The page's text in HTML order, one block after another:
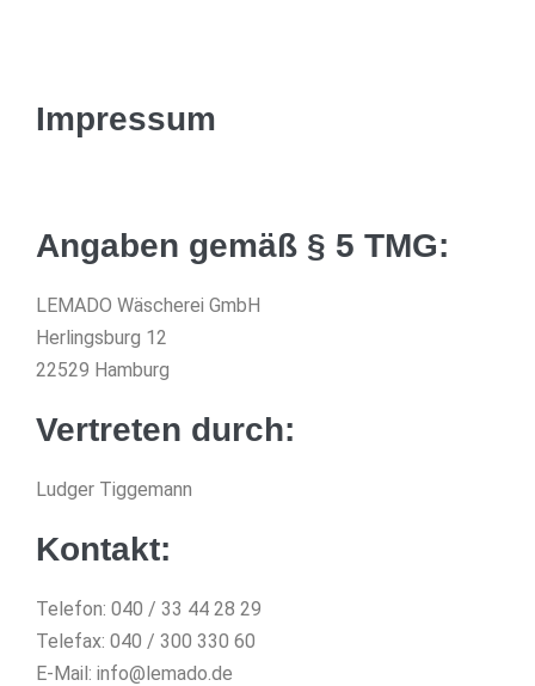
Impressum
Angaben gemäß § 5 TMG:
LEMADO Wäscherei GmbH
Herlingsburg 12
22529 Hamburg
Vertreten durch:
Ludger Tiggemann
Kontakt:
Telefon: 040 / 33 44 28 29
Telefax: 040 / 300 330 60
E-Mail: info@lemado.de